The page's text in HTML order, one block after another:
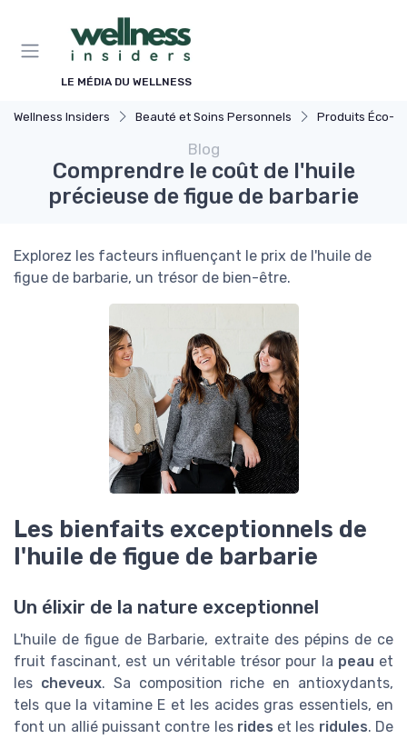
LE MÉDIA DU WELLNESS
Wellness Insiders Beauté et Soins Personnels Produits Éco-
Blog
Comprendre le coût de l'huile
précieuse de figue de barbarie
Explorez les facteurs influençant le prix de l'huile de
figue de barbarie, un trésor de bien-être.
Les bienfaits exceptionnels de
l'huile de figue de barbarie
Un élixir de la nature exceptionnel
L'huile de figue de Barbarie, extraite des pépins de ce
fruit fascinant, est un véritable trésor pour la peau et
les cheveux. Sa composition riche en antioxydants,
tels que la vitamine E et les acides gras essentiels, en
font un allié puissant contre les rides et les ridules. De